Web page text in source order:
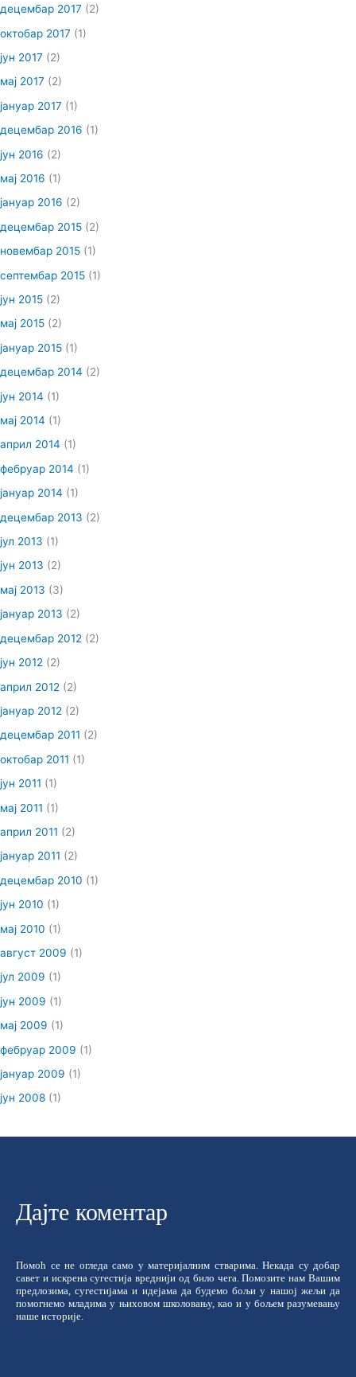
децембар 2017 (2)
октобар 2017 (1)
јун 2017 (2)
мај 2017 (2)
јануар 2017 (1)
децембар 2016 (1)
јун 2016 (2)
мај 2016 (1)
јануар 2016 (2)
децембар 2015 (2)
новембар 2015 (1)
септембар 2015 (1)
јун 2015 (2)
мај 2015 (2)
јануар 2015 (1)
децембар 2014 (2)
јун 2014 (1)
мај 2014 (1)
април 2014 (1)
фебруар 2014 (1)
јануар 2014 (1)
децембар 2013 (2)
јул 2013 (1)
јун 2013 (2)
мај 2013 (3)
јануар 2013 (2)
децембар 2012 (2)
јун 2012 (2)
април 2012 (2)
јануар 2012 (2)
децембар 2011 (2)
октобар 2011 (1)
јун 2011 (1)
мај 2011 (1)
април 2011 (2)
јануар 2011 (2)
децембар 2010 (1)
јун 2010 (1)
мај 2010 (1)
август 2009 (1)
јул 2009 (1)
јун 2009 (1)
мај 2009 (1)
фебруар 2009 (1)
јануар 2009 (1)
јун 2008 (1)
Дајте коментар
Помоћ се не огледа само у материјалним стварима. Некада су добар
савет и искрена сугестија вреднији од било чега. Помозите нам Вашим
предлозима, сугестијама и идејама да будемо бољи у нашој жељи да
помогнемо младима у њиховом школовању, као и у бољем разумевању
наше историје.